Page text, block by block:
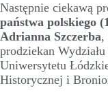
Następnie ciekawą
państwa polskiego
Adrianna Szczerba,
prodziekan
Uniwersytetu
Historycznej i